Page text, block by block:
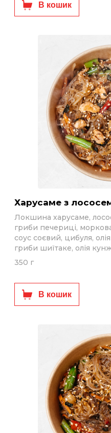
В кошик
Харусаме з
Локшина харусаме,
гриби печериці,
соус соєвий, цибуля,
гриби шиїтаке, олія
350 г
В кошик